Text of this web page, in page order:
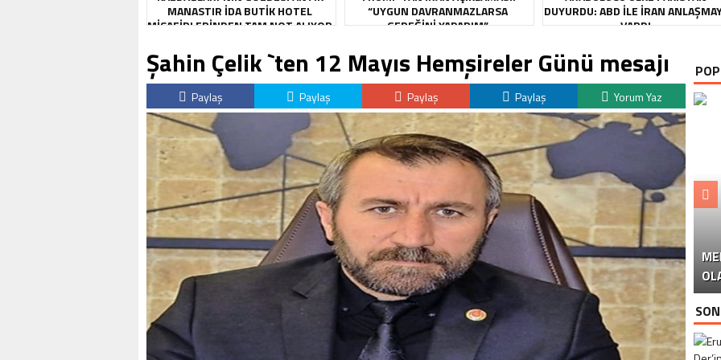
MANASTIR İDA BUTIK HOTEL
MISAFIRLERINDEN TAM NOT ALIYOR
“UYGUN DAVRANMAZLARSA
GEREĞINI YAPARIM”
DUYURDU: ABD ILE İRAN
VARDI
Şahin Çelik `ten 12 Mayıs Hemşireler Günü mesajı
Paylaş Paylaş Paylaş Paylaş Yorum Yaz